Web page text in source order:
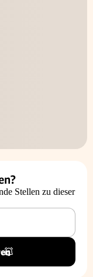
Stellen zu dieser